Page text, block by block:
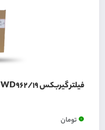
فیلتر گیربکس WD962/19 ساکورا HC2701
0تومان